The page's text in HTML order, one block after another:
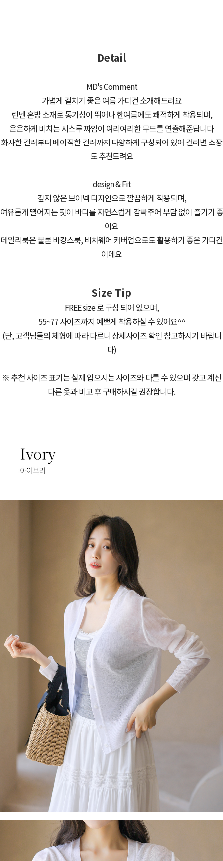
Detail
MD's Comment
가볍게 걸치기 좋은 여름 가디건 소개해드려요
린넨 혼방 소재로 통기성이 뛰어나 한여름에도 쾌적하게 착용되며,
은은하게 비치는 시스루 짜임이 여리여리한 무드를 연출해준답니다
화사한 컬러부터 베이직한 컬러까지 다양하게 구성되어 있어 컬러별 소장
도 추천드려요
design & Fit
깊지 않은 브이넥 디자인으로 깔끔하게 착용되며,
여유롭게 떨어지는 핏이 바디를 자연스럽게 감싸주어 부담 없이 즐기기 좋
아요
데일리룩은 물론 바캉스룩, 비치웨어 커버업으로도 활용하기 좋은 가디건
이에요
Size Tip
FREE size 로 구성 되어 있으며,
55~77 사이즈까지 예쁘게 착용하실 수 있어요^^
(단, 고객님들의 체형에 따라 다르니 상세사이즈 확인 참고하시기 바랍니
다)
※ 추천 사이즈 표기는 실제 입으시는 사이즈와 다를 수 있으며 갖고 계신
다른 옷과 비교 후 구매하시길 권장합니다.